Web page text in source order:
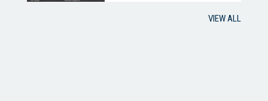
VIEW ALL